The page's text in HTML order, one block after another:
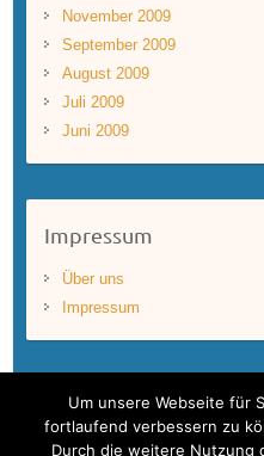
November 2009
September 2009
August 2009
Juli 2009
Juni 2009
Impressum
Über uns
Impressum
Um unsere Webseite für
fortlaufend verbessern zu
Durch die weitere Nutzung